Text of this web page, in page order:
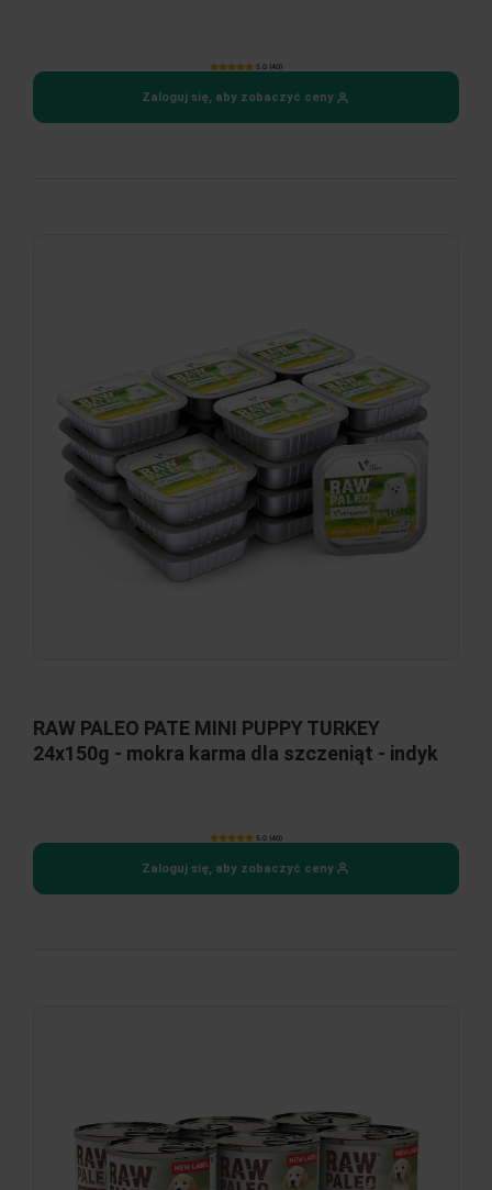
5.0 (40)
Zaloguj się, aby zobaczyć ceny
RAW PALEO PATE MINI PUPPY TURKEY
24x150g - mokra karma dla szczeniąt - indyk
5.0 (40)
Zaloguj się, aby zobaczyć ceny